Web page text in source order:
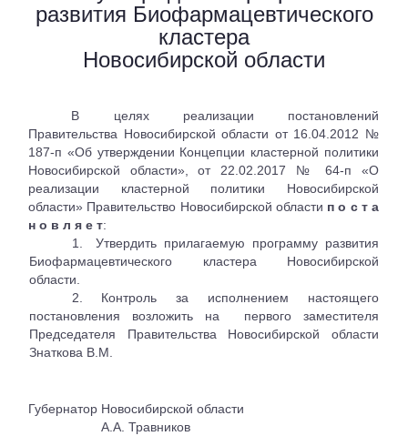
развития Биофармацевтического
кластера
Новосибирской области
В целях реализации постановлений
Правительства Новосибирской области от 16.04.2012 №
187-п «Об утверждении Концепции кластерной политики
Новосибирской области», от 22.02.2017 № 64-п «О
реализации кластерной политики Новосибирской
области» Правительство Новосибирской области п о с т а
н о в л я е т:
1.
Утвердить прилагаемую программу развития
Биофармацевтического кластера Новосибирской
области.
2.
Контроль за исполнением настоящего
постановления возложить на
первого заместителя
Председателя Правительства Новосибирской области
Знаткова В.М.
Губернатор Новосибирской области
А.А. Травников